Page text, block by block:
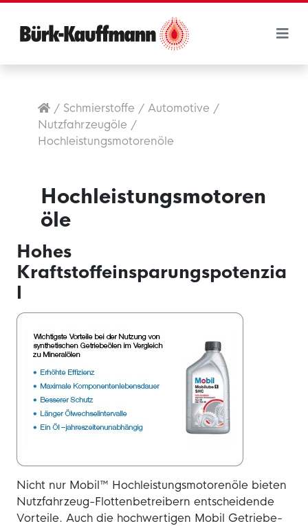
/ Schmierstoffe /Automotive /
Nutzfahrzeugöle /
Hochleistungsmotorenöle
Hochleistungsmotoren
öle
Hohes
Kraftstoffeinsparungspotenzia
l
Nicht nur Mobil™ Hochleistungsmotorenöle bieten
Nutzfahrzeug-Flottenbetreibern entscheidende
Vorteile. Auch die hochwertigen Mobil Getriebe-